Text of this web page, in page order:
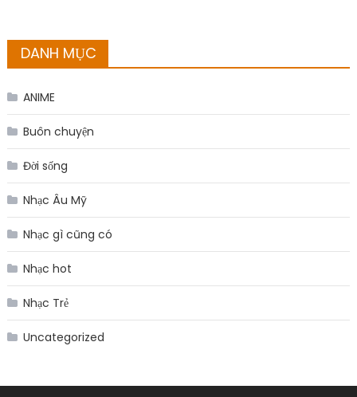
DANH MỤC
ANIME
Buôn chuyện
Đời sống
Nhạc Âu Mỹ
Nhạc gì cũng có
Nhạc hot
Nhạc Trẻ
Uncategorized